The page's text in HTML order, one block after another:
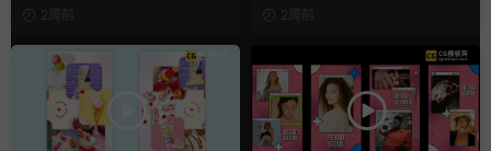
2周前 2周前